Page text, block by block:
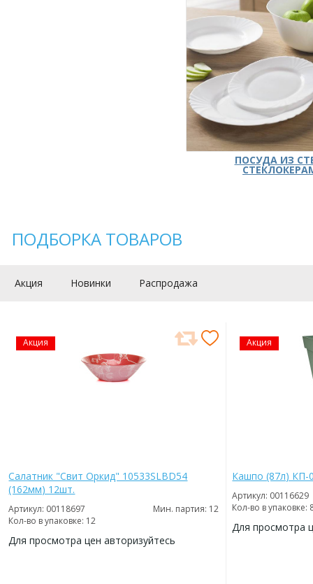
ПОСУДА ИЗ
ПОДБОРКА ТОВАРОВ
Акция Новинки Распродажа
Акция
Салатник "Свит Оркид" 10533SLBD54
(162мм) 12шт.
Артикул: 00118697
Мин. партия: 12
Кол-во в упаковке: 12
Для просмотра цен авторизуйтесь
Акция
Кашпо (87л) КП-
Артикул: 00116629
Кол-во в упаковке:
Для просмотра